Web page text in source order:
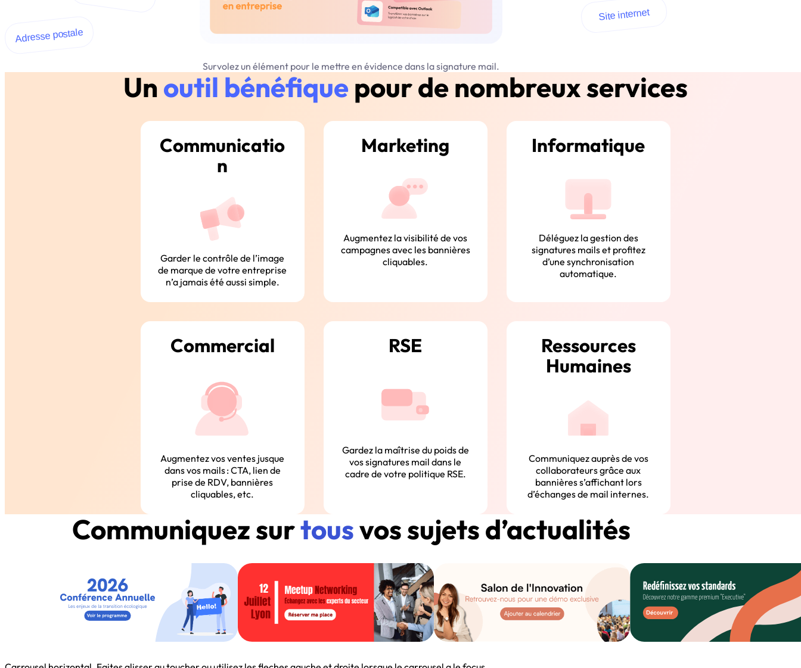
Adresse postale
Site internet
Survolez un élément pour le mettre en évidence dans la signature mail.
Unoutil bénéfique pour de nombreux services
Communicatio
n
Garder le contrôle de l’image
de marque de votre entreprise
n’a jamais été aussi simple.
Marketing
Augmentez la visibilité de vos
campagnes avec les bannières
cliquables.
Informatique
Déléguez la gestion des
signatures mails et profitez
d’une synchronisation
automatique.
Commercial
Augmentez vos ventes jusque
dans vos mails : CTA, lien de
prise de RDV, bannières
cliquables, etc.
RSE
Gardez la maîtrise du poids de
vos signatures mail dans le
cadre de votre politique RSE.
Ressources
Humaines
Communiquez auprès de vos
collaborateurs grâce aux
bannières s’affichant lors
d’échanges de mail internes.
Communiquez surtousvos sujets d’actualités